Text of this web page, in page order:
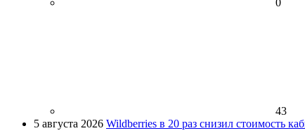
0
43
5 августа 2026 Wildberries в 20 раз снизил стоимость